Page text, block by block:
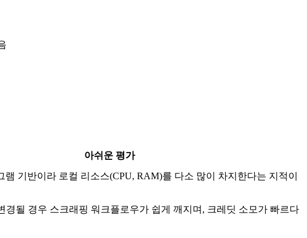
아쉬운 평가
램 기반이라 로컬 리소스(CPU, RAM)를 다소 많이 차지한다는 지적이
경될 경우 스크래핑 워크플로우가 쉽게 깨지며, 크레딧 소모가 빠르다